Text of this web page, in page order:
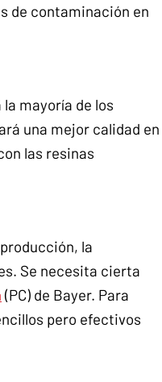
de contaminación en
mayoría de los
una mejor calidad en
las resinas
la
Se necesita cierta
(PC) de Bayer. Para
pero efectivos